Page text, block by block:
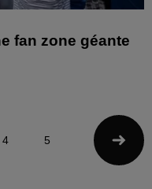
fan zone géante
4 5